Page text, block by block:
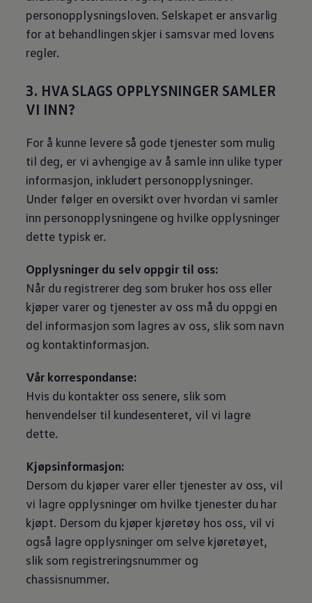
Varsellamper
Digitale tjenester
Connect Shop
Apper og tjenester
Bilhold
Bilservice
Nybilgaranti
Service på elbil
Service for eldre modeller
Serviceavtale
Hvorfor velge merkeverksted
Magasin
personopplysningsloven. Selskapet er ansvarlig
for at behandlingen skjer i samsvar med lovens
regler.
3. HVA SLAGS OPPLYSNINGER SAMLER
VI INN?
For å kunne levere så gode tjenester som mulig
til deg, er vi avhengige av å samle inn ulike typer
informasjon, inkludert personopplysninger.
Under følger en oversikt over hvordan vi samler
inn personopplysningene og hvilke opplysninger
dette typisk er.
Opplysninger du selv oppgir til oss:
Når du registrerer deg som bruker hos oss eller
kjøper varer og tjenester av oss må du oppgi en
del informasjon som lagres av oss, slik som navn
og kontaktinformasjon.
Vår korrespondanse:
Hvis du kontakter oss senere, slik som
henvendelser til kundesenteret, vil vi lagre
dette.
Kjøpsinformasjon:
Dersom du kjøper varer eller tjenester av oss, vil
vi lagre opplysninger om hvilke tjenester du har
kjøpt. Dersom du kjøper kjøretøy hos oss, vil vi
også lagre opplysninger om selve kjøretøyet,
slik som registreringsnummer og
chassisnummer.